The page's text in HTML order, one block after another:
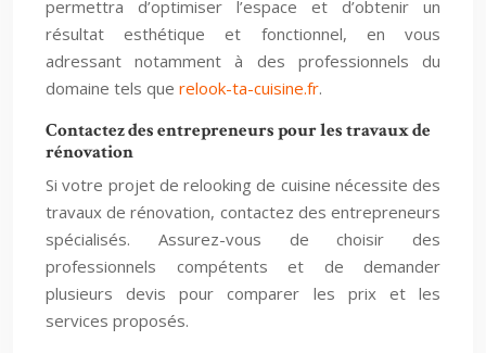
permettra d’optimiser l’espace et d’obtenir un
résultat esthétique et fonctionnel, en vous
adressant notamment à des professionnels du
domaine tels que relook-ta-cuisine.fr.
Contactez des entrepreneurs pour les travaux de
rénovation
Si votre projet de relooking de cuisine nécessite des
travaux de rénovation, contactez des entrepreneurs
spécialisés. Assurez-vous de choisir des
professionnels compétents et de demander
plusieurs devis pour comparer les prix et les
services proposés.